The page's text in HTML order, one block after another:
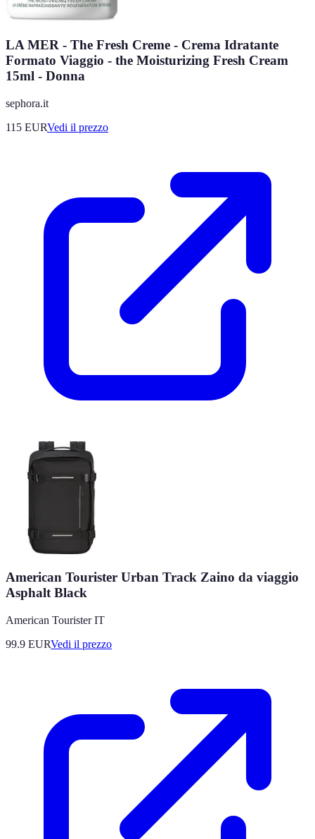
LA MER - The Fresh Creme - Crema Idratante
Formato Viaggio​ - the Moisturizing Fresh Cream
15ml - Donna
sephora.it
115 EURVedi il prezzo
American Tourister Urban Track Zaino da viaggio
Asphalt Black
American Tourister IT
99.9 EURVedi il prezzo